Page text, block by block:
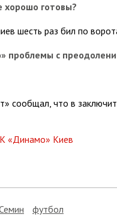
хорошо готовы?
шесть раз бил по
проблемы с
сообщал, что в
«Динамо» Киев
футбол